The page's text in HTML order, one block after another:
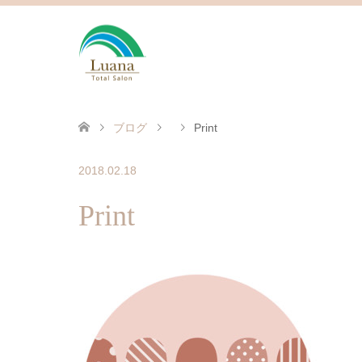
ブログ Print
2018.02.18
Print